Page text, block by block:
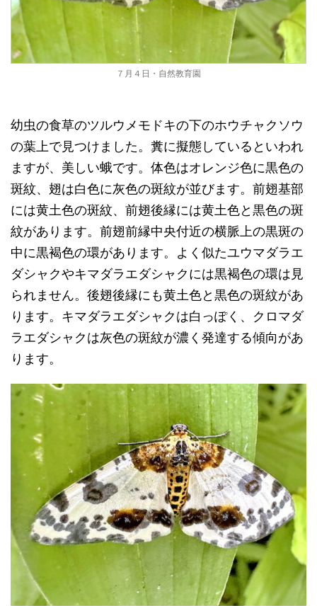
７月４日・自然教育園
幼虫の食草のツルウメモドキの下のホウチャクソウ
の葉上で見つけました。糞に擬態しているといわれ
ますが、美しい蛾です。体色はオレンジ色に黒色の
斑紋、翅は白色に灰色の斑紋が並びます。前翅基部
には黄土色の斑紋、前翅後縁には黄土色と黒色の斑
紋があります。前翅前縁中央付近の横脈上の黒斑の
中に黒褐色の環があります。よく似たユウマダラエ
ダシャクやキマダラエダシャクには黒褐色の環は見
られません。後翅後縁にも黄土色と黒色の斑紋があ
ります。キマダラエダシャクは白っぽく、クロマダ
ラエダシャクは灰色の斑紋が濃く発達する傾向があ
ります。